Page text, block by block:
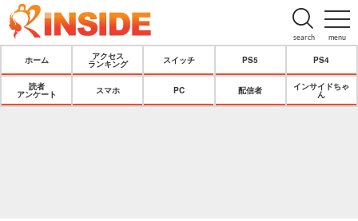
menu
search
ホーム
アクセス
ランキング
スイッチ PS5 PS4
読者
アンケート
スマホ PC 配信者
インサイドちゃ
ん